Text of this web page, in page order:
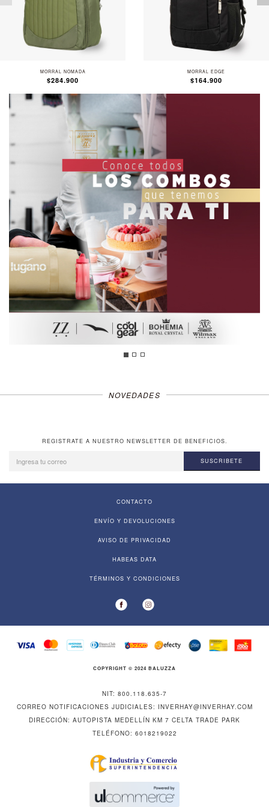
MORRAL NOMADA
$284.900
MORRAL EDGE
$164.900
NOVEDADES
REGISTRATE A NUESTRO NEWSLETTER DE BENEFICIOS.
SUSCRIBETE
CONTACTO
ENVÍO Y DEVOLUCIONES
AVISO DE PRIVACIDAD
HABEAS DATA
TÉRMINOS Y CONDICIONES
COPYRIGHT © 2024 BALUZZA
NIT: 800.118.635-7
CORREO NOTIFICACIONES JUDICIALES: INVERHAY@INVERHAY.COM
DIRECCIÓN: AUTOPISTA MEDELLÍN KM 7 CELTA TRADE PARK
TELÉFONO: 6018219022